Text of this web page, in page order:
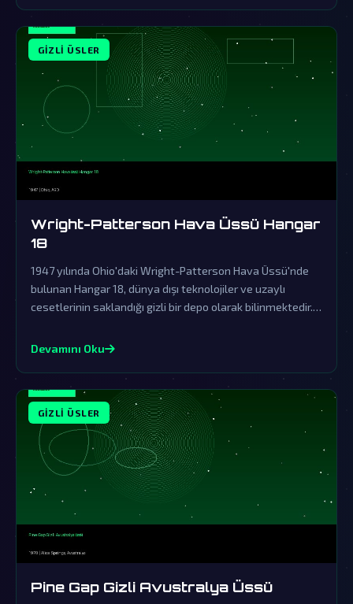
GIZLI ÜSLER
Wright-Patterson Hava Üssü Hangar
18
1947 yılında Ohio'daki Wright-Patterson Hava Üssü'nde
bulunan Hangar 18, dünya dışı teknolojiler ve uzaylı
cesetlerinin saklandığı gizli bir depo olarak bilinmektedir.
gerçeklerin üzerinin örtülmesinin kanıtıdır.
Devamını Oku
GIZLI ÜSLER
Pine Gap Gizli Avustralya Üssü